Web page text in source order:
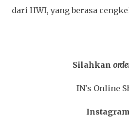
dari HWI, yang berasa
Silahkan
IN's Online